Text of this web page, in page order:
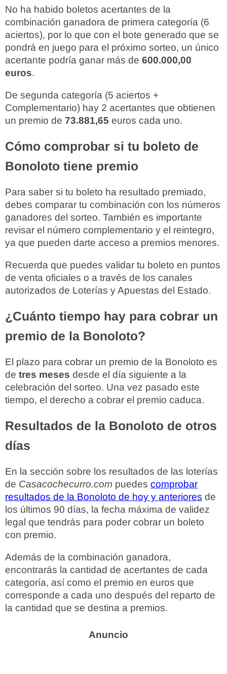
No ha habido boletos acertantes de la
combinación ganadora de primera categoría (6
aciertos), por lo que con el bote generado que se
pondrá en juego para el próximo sorteo, un único
acertante podría ganar más de 600.000,00
euros.
De segunda categoría (5 aciertos +
Complementario) hay 2 acertantes que obtienen
un premio de 73.881,65 euros cada uno.
Cómo comprobar si tu boleto de
Bonoloto tiene premio
Para saber si tu boleto ha resultado premiado,
debes comparar tu combinación con los números
ganadores del sorteo. También es importante
revisar el número complementario y el reintegro,
ya que pueden darte acceso a premios menores.
Recuerda que puedes validar tu boleto en puntos
de venta oficiales o a través de los canales
autorizados de Loterías y Apuestas del Estado.
¿Cuánto tiempo hay para cobrar un
premio de la Bonoloto?
El plazo para cobrar un premio de la Bonoloto es
de tres meses desde el día siguiente a la
celebración del sorteo. Una vez pasado este
tiempo, el derecho a cobrar el premio caduca.
Resultados de la Bonoloto de otros
días
En la sección sobre los resultados de las loterías
de Casacochecurro.com puedes comprobar
resultados de la Bonoloto de hoy y anteriores de
los últimos 90 días, la fecha máxima de validez
legal que tendrás para poder cobrar un boleto
con premio.
Además de la combinación ganadora,
encontrarás la cantidad de acertantes de cada
categoría, así como el premio en euros que
corresponde a cada uno después del reparto de
la cantidad que se destina a premios.